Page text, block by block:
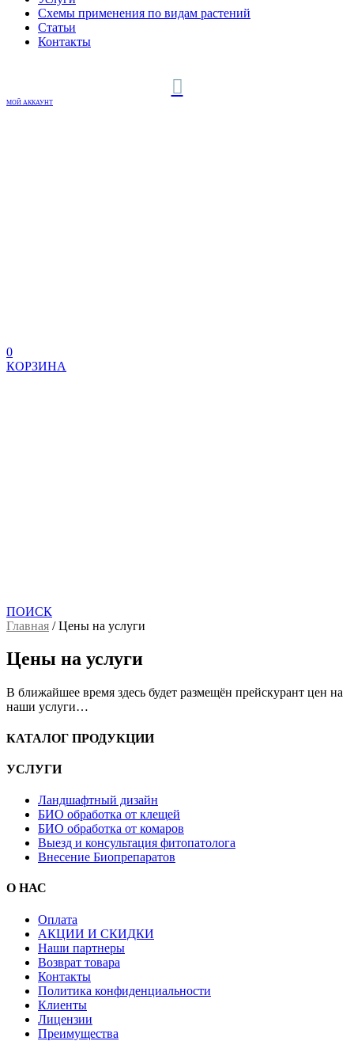
Схемы применения по видам растений
Статьи
Контакты
МОЙ АККАУНТ
0
КОРЗИНА
ПОИСК
Главная /Цены на услуги
Цены на услуги
В ближайшее время здесь будет размещён прейскурант цен на
наши услуги…
КАТАЛОГ ПРОДУКЦИИ
УСЛУГИ
Ландшафтный дизайн
БИО обработка от клещей
БИО обработка от комаров
Выезд и консультация фитопатолога
Внесение Биопрепаратов
О НАС
Оплата
АКЦИИ И СКИДКИ
Наши партнеры
Возврат товара
Контакты
Политика конфиденциальности
Клиенты
Лицензии
Преимущества